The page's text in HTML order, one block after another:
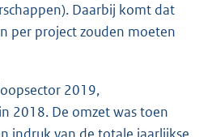
Daarbij komt dat
per project zouden moeten
2019,
2018. De omzet was toen